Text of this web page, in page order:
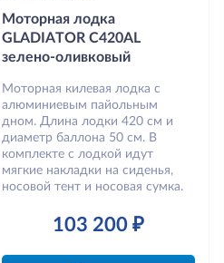
Моторная лодка
GLADIATOR C420AL
зелено-оливковый
Моторная килевая лодка с
алюминиевым пайольным
дном. Длина лодки 420 см и
диаметр баллона 50 см. В
комплекте с лодкой идут
мягкие накладки на сиденья,
носовой тент и носовая сумка.
103 200 ₽